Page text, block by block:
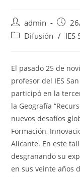
Autor
de
admin
de
Categoría
entrada:
Difusión / IES
El pasado 25 de
profesor del IES
participó en la
la Geografía
nuevos desafíos
Formación,
Alicante. En este
desgranando su
en sus veinte años